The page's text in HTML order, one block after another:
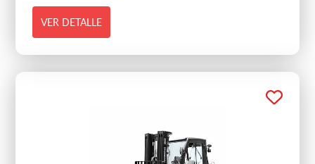
VER DETALLE